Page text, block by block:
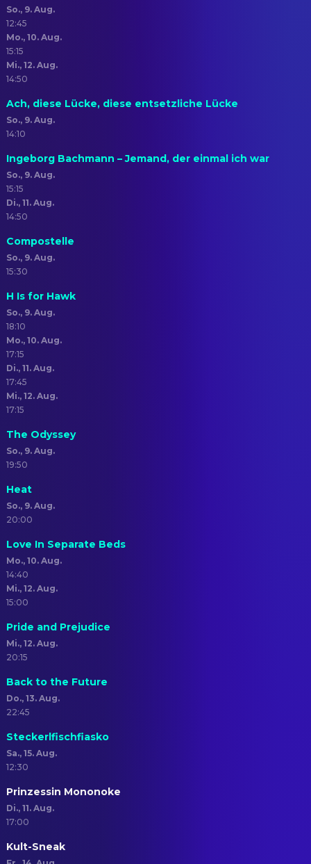
So., 9. Aug.
12:45
Mo., 10. Aug.
15:15
Mi., 12. Aug.
14:50
Ach, diese Lücke, diese entsetzliche Lücke
So., 9. Aug.
14:10
Ingeborg Bachmann – Jemand, der einmal ich war
So., 9. Aug.
15:15
Di., 11. Aug.
14:50
Compostelle
So., 9. Aug.
15:30
H Is for Hawk
So., 9. Aug.
18:10
Mo., 10. Aug.
17:15
Di., 11. Aug.
17:45
Mi., 12. Aug.
17:15
The Odyssey
So., 9. Aug.
19:50
Heat
So., 9. Aug.
20:00
Love In Separate Beds
Mo., 10. Aug.
14:40
Mi., 12. Aug.
15:00
Pride and Prejudice
Mi., 12. Aug.
20:15
Back to the Future
Do., 13. Aug.
22:45
Steckerlfischfiasko
Sa., 15. Aug.
12:30
Prinzessin Mononoke
Di., 11. Aug.
17:00
Kult-Sneak